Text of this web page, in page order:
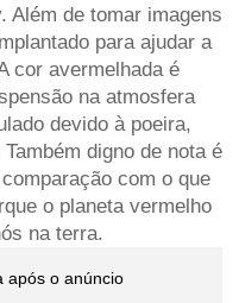
Além de tomar imagens
para ajudar a
cor avermelhada é
na atmosfera
devido à poeira,
digno de nota é
com o que
o planeta vermelho
na terra.
após o anúncio